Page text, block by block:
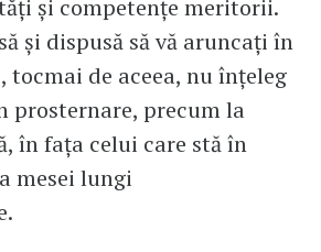
și competențe meritorii.
și dispusă să vă aruncați în
de aceea, nu înțeleg
prosternare, precum la
în fața celui care stă în
mesei lungi